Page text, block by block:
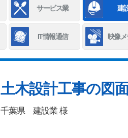
サービス業 建
IT情報通信 映像
土木設計工事の図
千葉県 建設業 様